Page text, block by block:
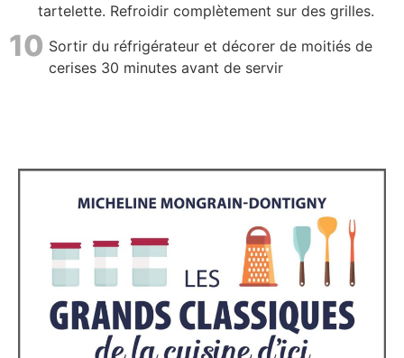
tartelette. Refroidir complètement sur des grilles.
10 Sortir du réfrigérateur et décorer de moitiés de
cerises 30 minutes avant de servir